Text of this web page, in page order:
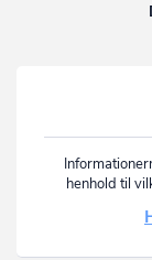
henhold til